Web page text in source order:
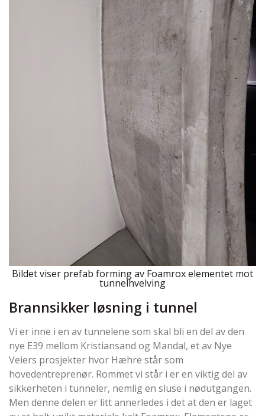
Bildet viser prefab forming av Foamrox elementet mot
tunnelhvelving
Brannsikker løsning i tunnel
Vi er inne i en av tunnelene som skal bli en del av den
nye E39 mellom Kristiansand og Mandal, et av Nye
Veiers prosjekter hvor Hæhre står som
hovedentreprenør. Rommet vi står i er en viktig del av
sikkerheten i tunneler, nemlig en sluse i nødutgangen.
Men denne delen er litt annerledes i det at den er laget